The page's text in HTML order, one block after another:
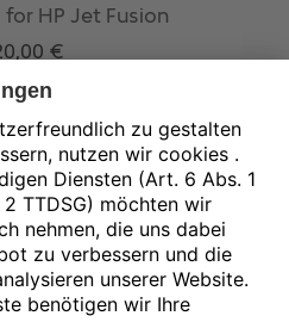
for HP Jet Fusion
€
% MwSt.